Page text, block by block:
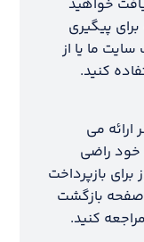
خواهید
پیگیری
ما یا از
کنید.
می
خود راضی
می توانید آن را در ۳۰ روز برای بازپرداخت
صفحه بازگشت
کنید.